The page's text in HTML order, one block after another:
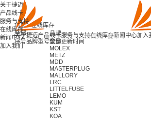
关于捷迈产品线卡服务与支持在线库存新闻中心加入
关于捷迈
产品线卡
服务与支持
在线库存
新闻中心
加入我们
首页 >在线库存
全部
品牌
全部
MOLEX
METZ
MDD
MASTERPLUG
MALLORY
LRC
LITTELFUSE
LEMO
KUM
KST
KOA
序号品牌型号数量更新时间